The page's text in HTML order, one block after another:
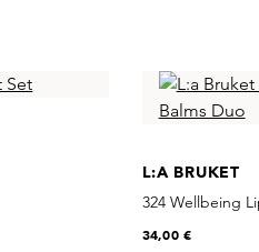
L:A BRUKET
324 Wellbeing
34,00 €